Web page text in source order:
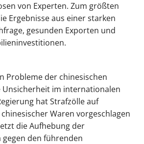
von Experten. Zum größten
Ergebnisse aus einer starken
gesunden Exporten und
Probleme der chinesischen
im internationalen
hat Strafzölle auf
Waren vorgeschlagen
die Aufhebung der
den führenden